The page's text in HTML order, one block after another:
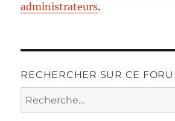
administrateurs.
RECHERCHER SUR CE
Recherche
pour :